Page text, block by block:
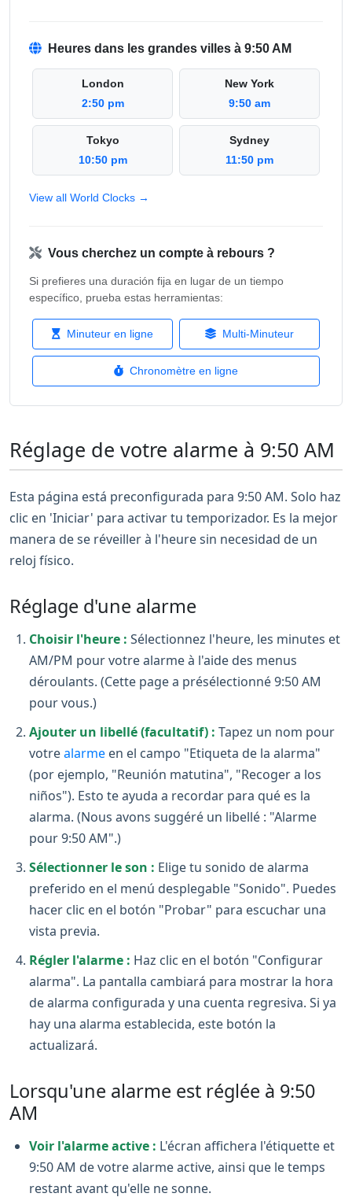
Heures dans les grandes villes à 9:50 AM
London
2:50 pm
New York
9:50 am
Tokyo
10:50 pm
Sydney
11:50 pm
View all World Clocks →
Vous cherchez un compte à rebours ?
Si prefieres una duración fija en lugar de un tiempo
específico, prueba estas herramientas:
Minuteur en ligne Multi-Minuteur
Chronomètre en ligne
Réglage de votre alarme à 9:50 AM
Esta página está preconfigurada para 9:50 AM. Solo haz
clic en 'Iniciar' para activar tu temporizador. Es la mejor
manera de se réveiller à l'heure sin necesidad de un
reloj físico.
Réglage d'une alarme
Choisir l'heure : Sélectionnez l'heure, les minutes et
AM/PM pour votre alarme à l'aide des menus
déroulants. (Cette page a présélectionné 9:50 AM
pour vous.)
Ajouter un libellé (facultatif) : Tapez un nom pour
votrealarme en el campo "Etiqueta de la alarma"
(por ejemplo, "Reunión matutina", "Recoger a los
niños"). Esto te ayuda a recordar para qué es la
alarma. (Nous avons suggéré un libellé : "Alarme
pour 9:50 AM".)
Sélectionner le son : Elige tu sonido de alarma
preferido en el menú desplegable "Sonido". Puedes
hacer clic en el botón "Probar" para escuchar una
vista previa.
Régler l'alarme : Haz clic en el botón "Configurar
alarma". La pantalla cambiará para mostrar la hora
de alarma configurada y una cuenta regresiva. Si ya
hay una alarma establecida, este botón la
actualizará.
Lorsqu'une alarme est réglée à 9:50
AM
Voir l'alarme active : L'écran affichera l'étiquette et
9:50 AM de votre alarme active, ainsi que le temps
restant avant qu'elle ne sonne.